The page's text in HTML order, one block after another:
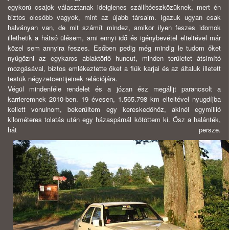
egykorú csajok választanak ideiglenes szállítóeszközüknek, mert én
biztos olcsóbb vagyok, mint az újabb társaim. Igazuk ugyan csak
halványan van, de mit számít mindez, amikor ilyen feszes idomok
illethetik a hátsó ülésem, ami ennyi idő és igénybevétel elteltével már
közel sem annyira feszes. Esőben pedig még mindig le tudom őket
nyűgözni az egykaros ablaktörlő huncut, minden területet átsimító
mozgásával, biztos emlékeztette őket a fiúk karjai és az általuk illetett
testük négyzetcentijeinek relációjára.
Végül mindenféle rendelet és a józan ész megálljt parancsolt a
karrieremnek 2010-ben. 19 évesen, 1.565.798 km elteltével nyugdíjba
kellett vonulnom, bekerültem egy kereskedőhöz, akinél egymillió
kilométeres tolatás után egy házaspárnál kötöttem ki. Ősz a halánték,
hát persze.